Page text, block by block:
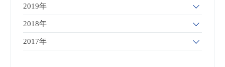
2019年
2018年
2017年